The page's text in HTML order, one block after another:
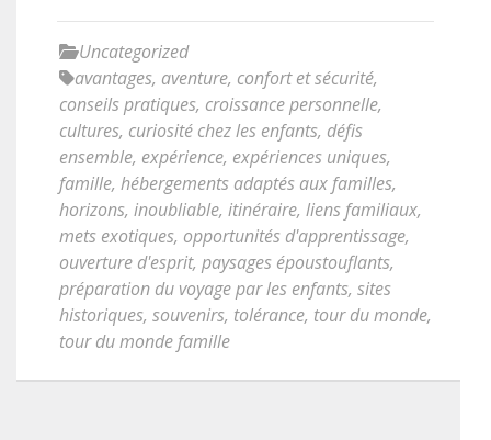
Uncategorized
avantages, aventure, confort et sécurité,
conseils pratiques, croissance personnelle,
cultures, curiosité chez les enfants, défis
ensemble, expérience, expériences uniques,
famille, hébergements adaptés aux familles,
horizons, inoubliable, itinéraire, liens familiaux,
mets exotiques, opportunités d'apprentissage,
ouverture d'esprit, paysages époustouflants,
préparation du voyage par les enfants, sites
historiques, souvenirs, tolérance, tour du monde,
tour du monde famille